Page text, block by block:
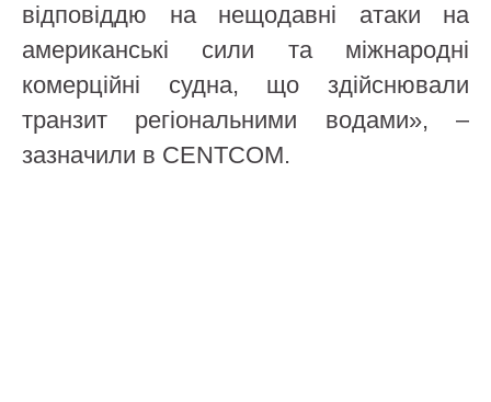
відповіддю на нещодавні атаки на
американські сили та міжнародні
комерційні судна, що здійснювали
транзит регіональними водами», –
зазначили в CENTCOM.